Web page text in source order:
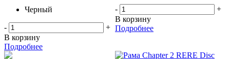
Черный
-
+
В корзину
Подробнее
-
+
В корзину
Подробнее